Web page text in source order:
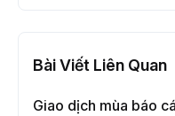
Bài Viết Liên Quan
Giao dịch mùa báo